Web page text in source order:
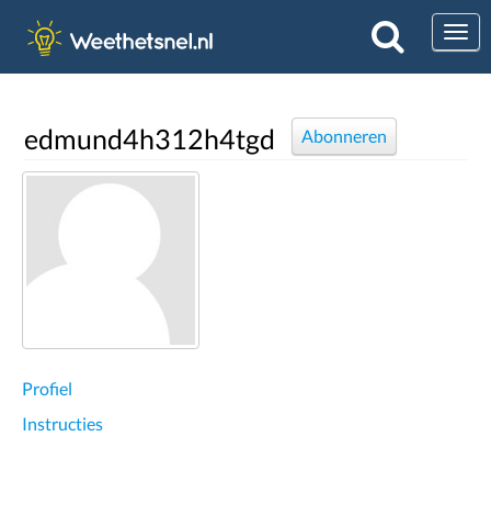
edmund4h312h4tgd Abonneren
Profiel
Instructies